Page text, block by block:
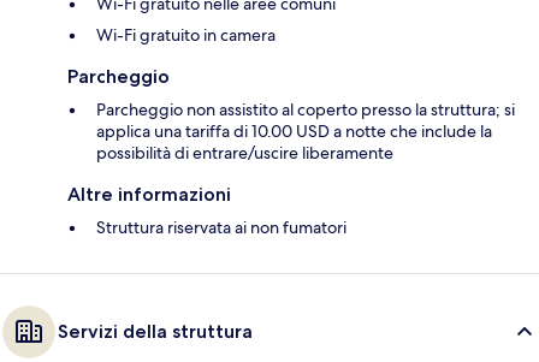
Wi-Fi gratuito in camera
Parcheggio
Parcheggio non assistito al coperto presso la struttura; si
applica una tariffa di 10.00 USD a notte che include la
possibilità di entrare/uscire liberamente
Altre informazioni
Struttura riservata ai non fumatori
Servizi della struttura